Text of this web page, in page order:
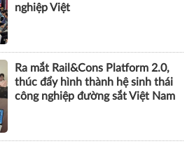
nghiệp Việt
Ra mắt Rail&Cons Platform 2.0,
thúc đẩy hình thành hệ sinh thái
công nghiệp đường sắt Việt Nam